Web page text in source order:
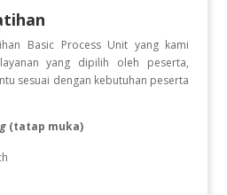
Basic Process Unit yang kami
yang dipilih oleh peserta,
sesuai dengan kebutuhan peserta
(tatap muka)